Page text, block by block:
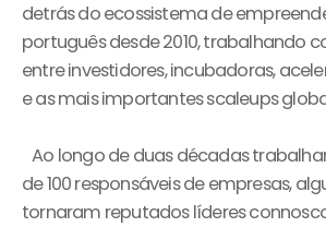
detrás do ecossistema de
português desde 2010, trabalhando
entre investidores, incubadoras,
e as mais importantes scaleups
Ao longo de duas décadas
de 100 responsáveis de empresas,
tornaram reputados líderes